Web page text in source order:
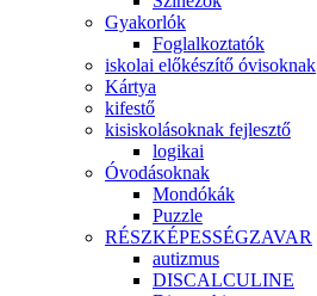
Gyakorlók
Foglalkoztatók
iskolai előkészítő óvisoknak
Kártya
kifestő
kisiskolásoknak fejlesztő
logikai
Óvodásoknak
Mondókák
Puzzle
RÉSZKÉPESSÉGZAVAR
autizmus
DISCALCULINE